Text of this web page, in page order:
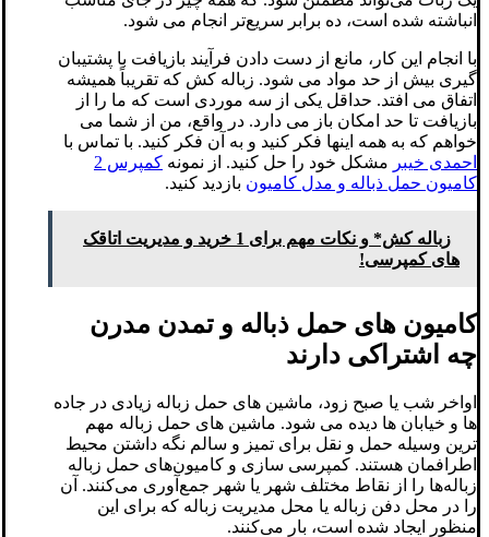
انباشته شده است، ده برابر سریع‌تر انجام می شود.
با انجام این کار، مانع از دست دادن فرآیند بازیافت با پشتیبان
گیری بیش از حد مواد می شود. زباله کش که تقریباً همیشه
اتفاق می افتد. حداقل یکی از سه موردی است که ما را از
بازیافت تا حد امکان باز می دارد. در واقع، من از شما می
خواهم که به همه اینها فکر کنید و به آن فکر کنید. با تماس با
احمدی خیبر مشکل خود را حل کنید. از نمونه
کمپرس 2
کامیون حمل ذباله و مدل کامیون بازدید کنید.
زباله کش* و نکات مهم برای 1 خرید و مدیریت اتاقک
های کمپرسی!
کامیون های حمل ذباله و تمدن مدرن
چه اشتراکی دارند
اواخر شب یا صبح زود، ماشین های حمل زباله زیادی در جاده
ها و خیابان ها دیده می شود. ماشین های حمل زباله مهم
ترین وسیله حمل و نقل برای تمیز و سالم نگه داشتن محیط
اطرافمان هستند. کمپرسی سازی و کامیون‌های حمل زباله
زباله‌ها را از نقاط مختلف شهر یا شهر جمع‌آوری می‌کنند. آن
را در محل دفن زباله یا محل مدیریت زباله که برای این
منظور ایجاد شده است، بار می‌کنند.